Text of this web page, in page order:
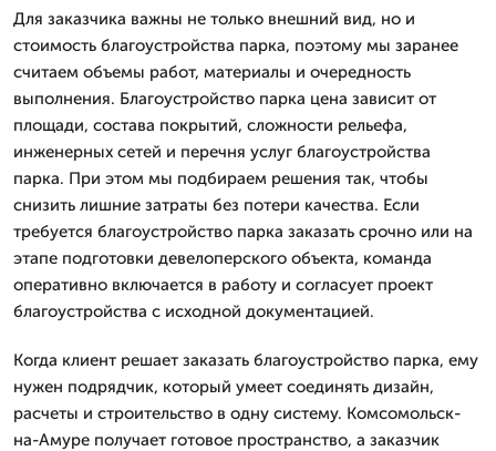
Для заказчика важны не только внешний вид, но и
стоимость благоустройства парка, поэтому мы заранее
считаем объемы работ, материалы и очередность
выполнения. Благоустройство парка цена зависит от
площади, состава покрытий, сложности рельефа,
инженерных сетей и перечня услуг благоустройства
парка. При этом мы подбираем решения так, чтобы
снизить лишние затраты без потери качества. Если
требуется благоустройство парка заказать срочно или на
этапе подготовки девелоперского объекта, команда
оперативно включается в работу и согласует проект
благоустройства с исходной документацией.
Когда клиент решает заказать благоустройство парка, ему
нужен подрядчик, который умеет соединять дизайн,
расчеты и строительство в одну систему. Комсомольск-
на-Амуре получает готовое пространство, а заказчик